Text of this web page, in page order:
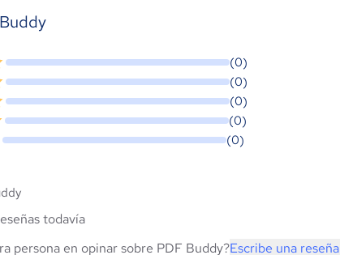
(0)
(0)
(0)
(0)
(0)
todavía
persona en opinar sobre PDF Buddy?Escribe una reseña